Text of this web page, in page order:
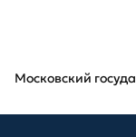
Московский